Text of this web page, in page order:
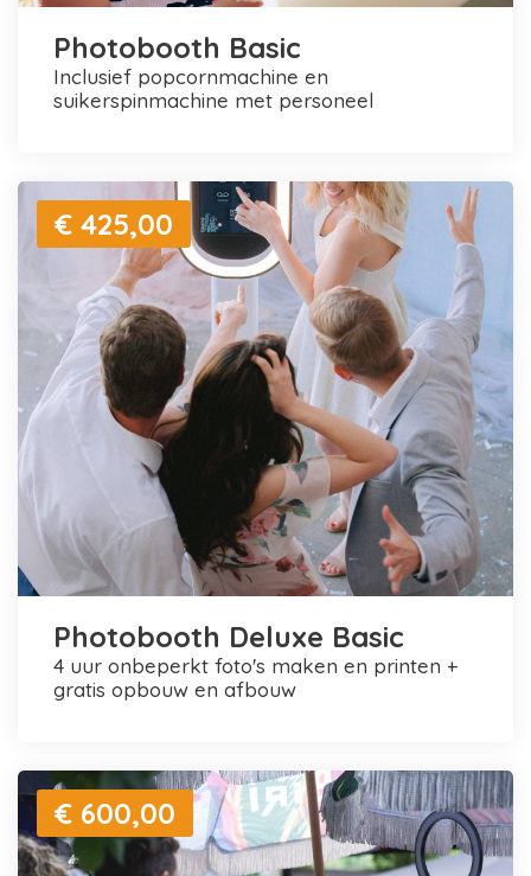
Photobooth Basic
inclusief popcornmachine en
suikerspinmachine met personeel
€ 425,00
Photobooth Deluxe Basic
4 uur onbeperkt foto's maken en printen +
gratis opbouw en afbouw
€ 600,00